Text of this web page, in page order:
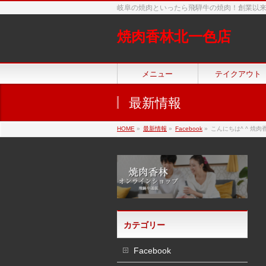
岐阜の焼肉といったら飛騨牛の焼肉！創業以
焼肉香林北一色店
メニュー テイクアウト
最新情報
HOME » 最新情報 » Facebook » こんにちは^ ^ 焼肉
カテゴリー
Facebook